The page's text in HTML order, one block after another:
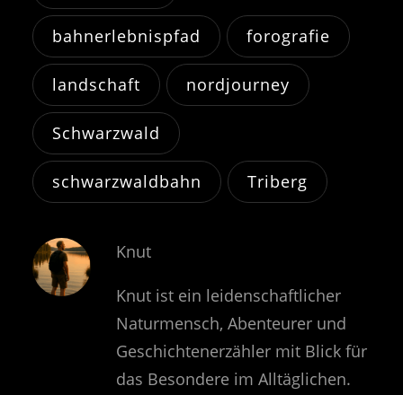
bahnerlebnispfad forografie
landschaft nordjourney
Schwarzwald
schwarzwaldbahn Triberg
Knut
Knut ist ein leidenschaftlicher
Naturmensch, Abenteurer und
Geschichtenerzähler mit Blick für
das Besondere im Alltäglichen.